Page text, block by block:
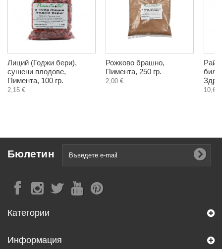
Лиций (Годжи бери),
сушени плодове,
Пимента, 100 гр.
2,15 €
Рожково брашно,
Пимента, 250 гр.
2,00 €
10,60
Бюлетин
Категории
Информация